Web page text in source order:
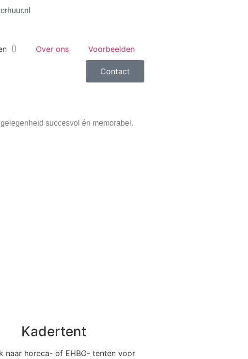
Over ons Voorbeelden
Contact
succesvol én memorabel.
Kadertent
naar horeca- of EHBO- tenten voor